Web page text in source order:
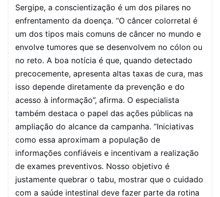
Sergipe, a conscientização é um dos pilares no
enfrentamento da doença. “O câncer colorretal é
um dos tipos mais comuns de câncer no mundo e
envolve tumores que se desenvolvem no cólon ou
no reto. A boa notícia é que, quando detectado
precocemente, apresenta altas taxas de cura, mas
isso depende diretamente da prevenção e do
acesso à informação”, afirma. O especialista
também destaca o papel das ações públicas na
ampliação do alcance da campanha. “Iniciativas
como essa aproximam a população de
informações confiáveis e incentivam a realização
de exames preventivos. Nosso objetivo é
justamente quebrar o tabu, mostrar que o cuidado
com a saúde intestinal deve fazer parte da rotina